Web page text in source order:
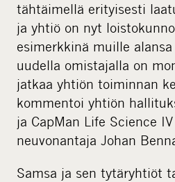
tähtäimellä erityisesti
ja yhtiö on nyt
esimerkkinä muille
uudella omistajalla on
jatkaa yhtiön toiminnan
kommentoi yhtiön
ja CapMan Life Science
neuvonantaja Johan
Samsa ja sen tytäryhtiöt